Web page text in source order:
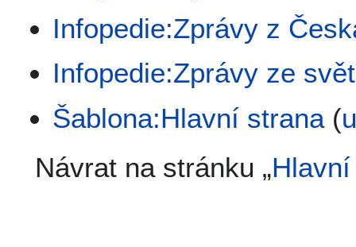
Infopedie:Zprávy z
Infopedie:Zprávy ze
Šablona:Hlavní strana (
Návrat na stránku „